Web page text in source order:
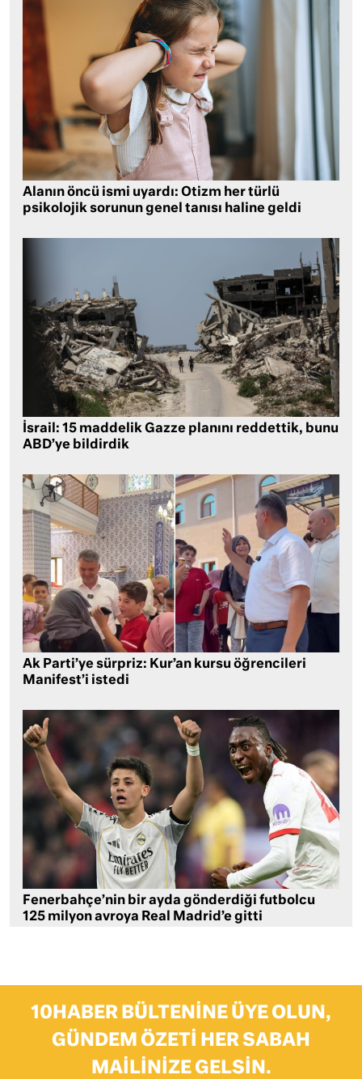
Alanın öncü ismi uyardı: Otizm her türlü
psikolojik sorunun genel tanısı haline geldi
İsrail: 15 maddelik Gazze planını reddettik, bunu
ABD’ye bildirdik
Ak Parti’ye sürpriz: Kur’an kursu öğrencileri
Manifest’i istedi
Fenerbahçe’nin bir ayda gönderdiği futbolcu
125 milyon avroya Real Madrid’e gitti
10HABER BÜLTENINE ÜYE OLUN,
GÜNDEM ÖZETI HER SABAH
MAILINIZE GELSIN.